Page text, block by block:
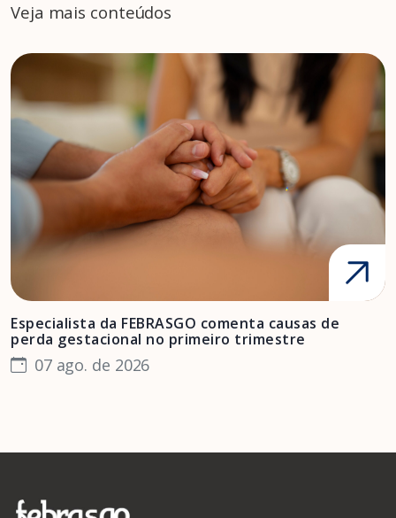
Veja mais conteúdos
Especialista da FEBRASGO comenta causas de
perda gestacional no primeiro trimestre
07 ago. de 2026